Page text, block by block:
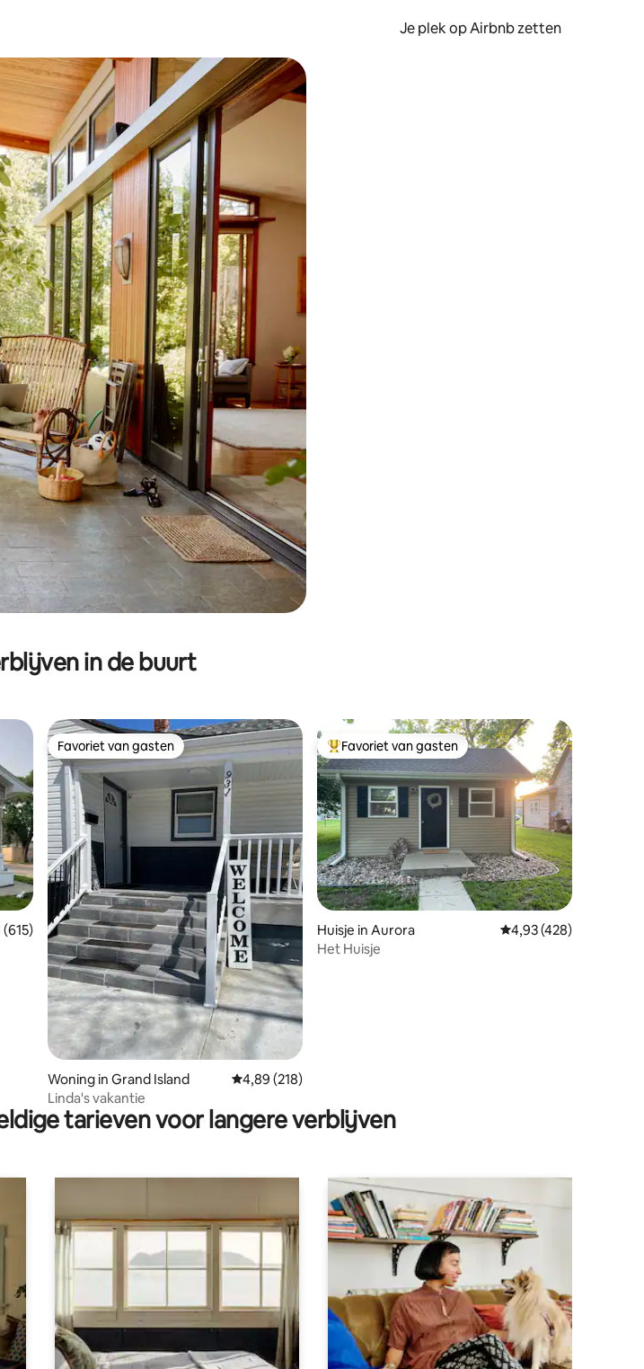
Je plek op Airbnb zetten
omhoog en omlaag, óf door te tikken of swipen.
in de buurt
beoordeling van 4,91 op 5, 615 recensies
(615)
Favoriet van gasten
Favoriet van gasten
Woning in Grand Island Gemiddelde beoordeling van 4,89 op 5, 218 recensies
4,89 (218)
Linda's vakantie
Topfavoriet van gasten
Favoriet van gasten
Huisje in Aurora Gemiddelde
4,93 (428)
Het Huisje
tarieven voor langere verblijven